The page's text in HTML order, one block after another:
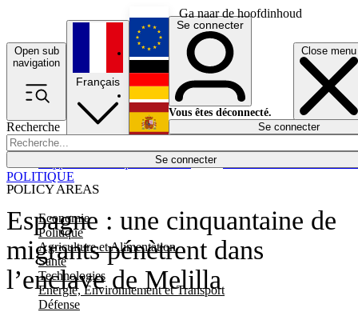
Ga naar de hoofdinhoud
Open sub
navigation
Close menu
Recherche
Se connecter
POLICY AREAS
Economie
Politique
Agriculture et Alimentation
Santé
Technologies
Energie, Environnement et Transport
Défense
Économie
Français
English
Deutsch
Español
Se connecter
Vous êtes déconnecté.
Se connecter
Espagne : une cinquantaine de
migrants pénètrent dans
l’enclave de Melilla
POLITIQUE